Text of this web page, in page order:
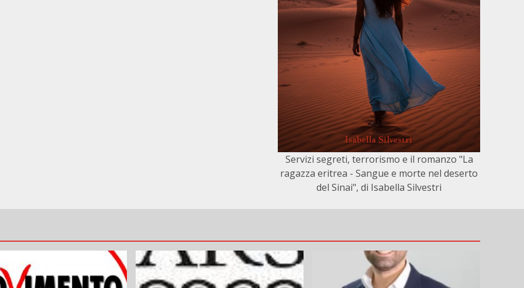
Servizi segreti, terrorismo e il romanzo "La
ragazza eritrea - Sangue e morte nel deserto
del Sinai", di Isabella Silvestri